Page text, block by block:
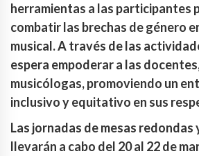
herramientas a las participantes
combatir las brechas de género
musical. A través de las
espera empoderar a las
musicólogas, promoviendo un
inclusivo y equitativo en sus
Las jornadas de mesas redondas
llevarán a cabo del 20 al 22 de